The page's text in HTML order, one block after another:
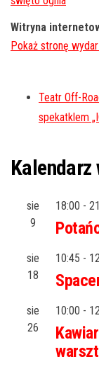
Witryna
Teatr Off-
spekatklem
Kalendarz
sie
9
18:00 -
sie
18
10:45 -
sie
26
10:00 -